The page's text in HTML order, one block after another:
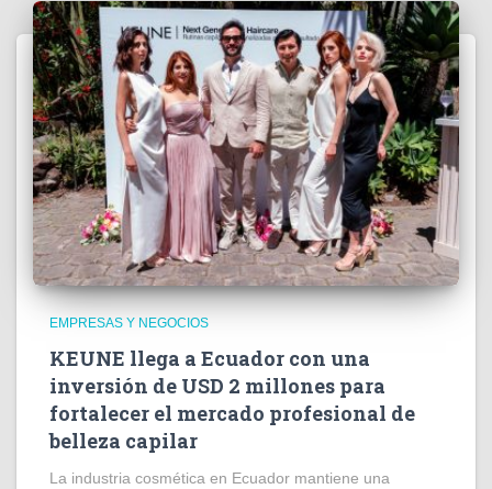
EMPRESAS Y NEGOCIOS
KEUNE llega a Ecuador con una
inversión de USD 2 millones para
fortalecer el mercado profesional de
belleza capilar
La industria cosmética en Ecuador mantiene una